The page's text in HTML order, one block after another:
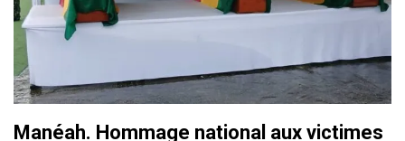
Manéah. Hommage national aux victimes